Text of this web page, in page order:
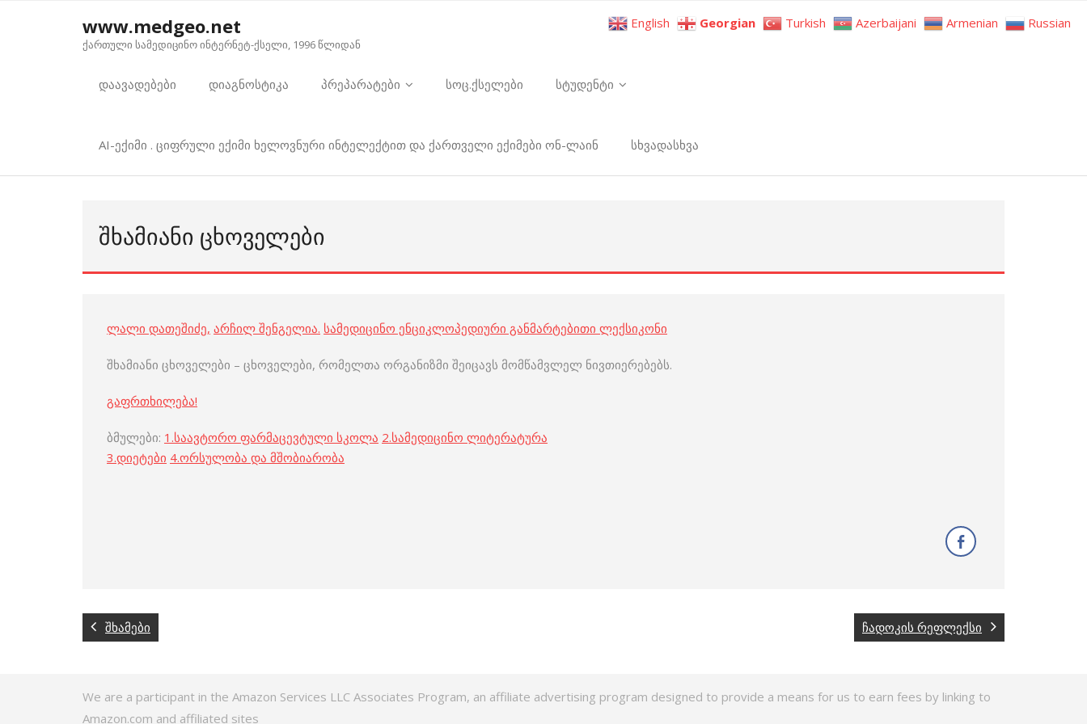
www.medgeo.net
ქართული სამედიცინო ინტერნეტ-ქსელი, 1996 წლიდან
დაავადებები დიაგნოსტიკა პრეპარატები სოც.ქსელები სტუდენტი
AI-ექიმი . ციფრული ექიმი ხელოვნური ინტელექტით და ქართველი ექიმები ონ-ლაინ სხვადასხვა
ᲨᲮᲐᲛᲘᲐᲜᲘ ᲪᲮᲝᲕᲔᲚᲔᲑᲘ
ლალი დათეშიძე, არჩილ შენგელია. სამედიცინო ენციკლოპედიური განმარტებითი ლექსიკონი
შხამიანი ცხოველები – ცხოველები, რომელთა ორგანიზმი შეიცავს მომწამვლელ ნივთიერებებს.
გაფრთხილება!
ბმულები: 1.საავტორო ფარმაცევტული სკოლა 2.სამედიცინო ლიტერატურა
3.დიეტები 4.ორსულობა და მშობიარობა
შხამები ჩადოკის რეფლექსი
We are a participant in the Amazon Services LLC Associates Program, an affiliate advertising program designed to provide a means for us to earn fees by linking to
Amazon.com and affiliated sites
English Georgian Turkish Azerbaijani Armenian Russian